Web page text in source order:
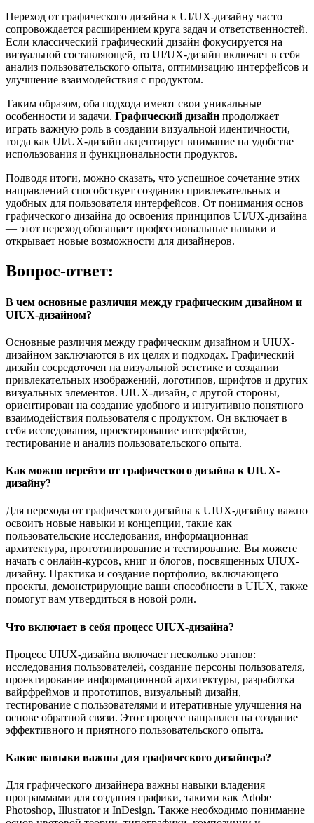
Переход от графического дизайна к UI/UX-дизайну часто
сопровождается расширением круга задач и ответственностей.
Если классический графический дизайн фокусируется на
визуальной составляющей, то UI/UX-дизайн включает в себя
анализ пользовательского опыта, оптимизацию интерфейсов и
улучшение взаимодействия с продуктом.
Таким образом, оба подхода имеют свои уникальные
особенности и задачи. Графический дизайн продолжает
играть важную роль в создании визуальной идентичности,
тогда как UI/UX-дизайн акцентирует внимание на удобстве
использования и функциональности продуктов.
Подводя итоги, можно сказать, что успешное сочетание этих
направлений способствует созданию привлекательных и
удобных для пользователя интерфейсов. От понимания основ
графического дизайна до освоения принципов UI/UX-дизайна
— этот переход обогащает профессиональные навыки и
открывает новые возможности для дизайнеров.
Вопрос-ответ:
В чем основные различия между графическим дизайном и
UIUX-дизайном?
Основные различия между графическим дизайном и UIUX-
дизайном заключаются в их целях и подходах. Графический
дизайн сосредоточен на визуальной эстетике и создании
привлекательных изображений, логотипов, шрифтов и других
визуальных элементов. UIUX-дизайн, с другой стороны,
ориентирован на создание удобного и интуитивно понятного
взаимодействия пользователя с продуктом. Он включает в
себя исследования, проектирование интерфейсов,
тестирование и анализ пользовательского опыта.
Как можно перейти от графического дизайна к UIUX-
дизайну?
Для перехода от графического дизайна к UIUX-дизайну важно
освоить новые навыки и концепции, такие как
пользовательские исследования, информационная
архитектура, прототипирование и тестирование. Вы можете
начать с онлайн-курсов, книг и блогов, посвященных UIUX-
дизайну. Практика и создание портфолио, включающего
проекты, демонстрирующие ваши способности в UIUX, также
помогут вам утвердиться в новой роли.
Что включает в себя процесс UIUX-дизайна?
Процесс UIUX-дизайна включает несколько этапов:
исследования пользователей, создание персоны пользователя,
проектирование информационной архитектуры, разработка
вайрфреймов и прототипов, визуальный дизайн,
тестирование с пользователями и итеративные улучшения на
основе обратной связи. Этот процесс направлен на создание
эффективного и приятного пользовательского опыта.
Какие навыки важны для графического дизайнера?
Для графического дизайнера важны навыки владения
программами для создания графики, такими как Adobe
Photoshop, Illustrator и InDesign. Также необходимо понимание